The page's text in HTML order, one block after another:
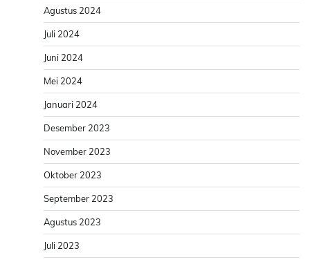
Agustus 2024
Juli 2024
Juni 2024
Mei 2024
Januari 2024
Desember 2023
November 2023
Oktober 2023
September 2023
Agustus 2023
Juli 2023